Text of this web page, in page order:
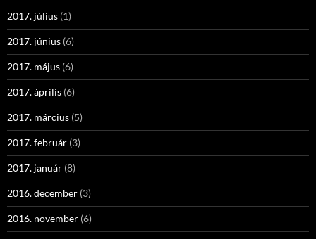
2017. július (1)
2017. június (6)
2017. május (6)
2017. április (6)
2017. március (5)
2017. február (3)
2017. január (8)
2016. december (3)
2016. november (6)